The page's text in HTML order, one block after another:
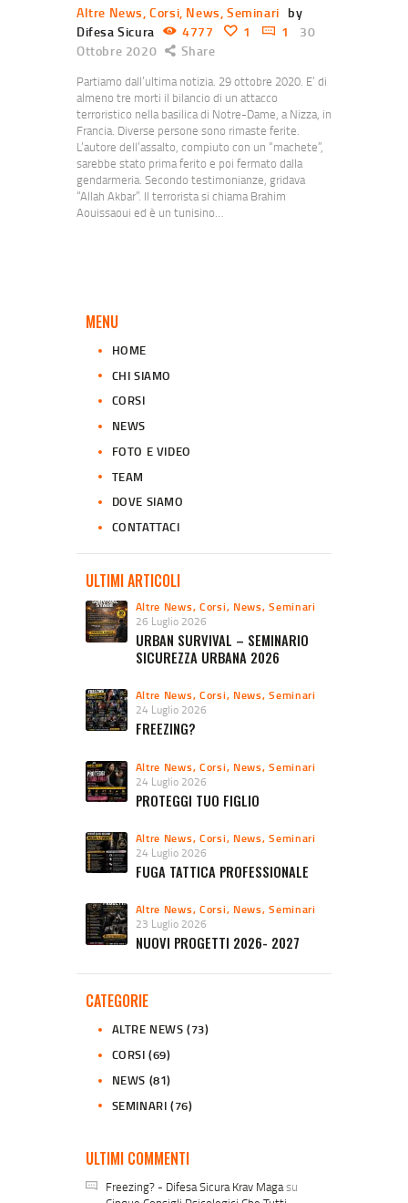
Altre News,Corsi, News,Seminari by
Difesa Sicura
4777 1 1
30
Ottobre 2020
Share
Partiamo dall’ultima notizia. 29 ottobre 2020. E’ di
almeno tre morti il bilancio di un attacco
terroristico nella basilica di Notre-Dame, a Nizza, in
Francia. Diverse persone sono rimaste ferite.
L’autore dell’assalto, compiuto con un “machete”,
sarebbe stato prima ferito e poi fermato dalla
gendarmeria. Secondo testimonianze, gridava
“Allah Akbar”. Il terrorista si chiama Brahim
Aouissaoui ed è un tunisino…
MENU
HOME
CHI SIAMO
CORSI
NEWS
FOTO E VIDEO
TEAM
DOVE SIAMO
CONTATTACI
ULTIMI ARTICOLI
Altre News,Corsi, News,Seminari
26 Luglio 2026
URBAN SURVIVAL – SEMINARIO
SICUREZZA URBANA 2026
Altre News,Corsi, News,Seminari
24 Luglio 2026
FREEZING?
Altre News,Corsi, News,Seminari
24 Luglio 2026
PROTEGGI TUO FIGLIO
Altre News,Corsi, News,Seminari
24 Luglio 2026
FUGA TATTICA PROFESSIONALE
Altre News,Corsi, News,Seminari
23 Luglio 2026
NUOVI PROGETTI 2026- 2027
CATEGORIE
ALTRE NEWS (73)
CORSI (69)
NEWS (81)
SEMINARI (76)
ULTIMI COMMENTI
Freezing? - Difesa Sicura Krav Magasu